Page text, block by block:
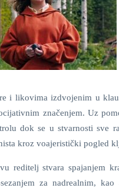
i likovima izdvojenim u
značenjem. Uz
dok se u stvarnosti sve
kroz voajeristički pogled
reditelj stvara spajanjem
za nadrealnim,